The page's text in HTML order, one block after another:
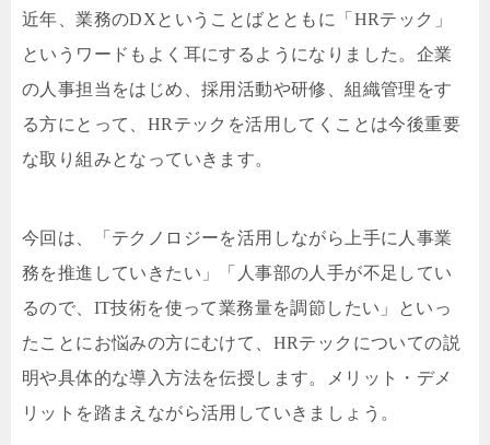
近年、業務のDXということばとともに「HRテック」
というワードもよく耳にするようになりました。企業
の人事担当をはじめ、採用活動や研修、組織管理をす
る方にとって、HRテックを活用してくことは今後重要
な取り組みとなっていきます。
今回は、「テクノロジーを活用しながら上手に人事業
務を推進していきたい」「人事部の人手が不足してい
るので、IT技術を使って業務量を調節したい」といっ
たことにお悩みの方にむけて、HRテックについての説
明や具体的な導入方法を伝授します。メリット・デメ
リットを踏まえながら活用していきましょう。